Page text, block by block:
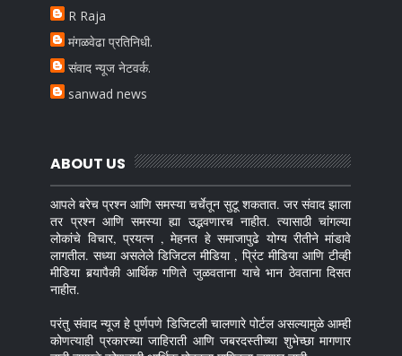
R Raja
मंगळवेढा प्रतिनिधी.
संवाद न्यूज नेटवर्क.
sanwad news
ABOUT US
आपले बरेच प्रश्न आणि समस्या चर्चेतून सुटू शकतात. जर संवाद झाला
तर प्रश्न आणि समस्या ह्या उद्भवणारच नाहीत. त्यासाठी चांगल्या
लोकांचे विचार, प्रयत्न , मेहनत हे समाजापुढे योग्य रीतीने मांडावे
लागतील. सध्या असलेले डिजिटल मीडिया , प्रिंट मीडिया आणि टीव्ही
मीडिया बर्‍यापैकी आर्थिक गणिते जुळवताना याचे भान ठेवताना दिसत
नाहीत.
परंतु संवाद न्यूज हे पुर्णपणे डिजिटली चालणारे पोर्टल असल्यामुळे आम्ही
कोणत्याही प्रकारच्या जाहिराती आणि जबरदस्तीच्या शुभेच्छा मागणार